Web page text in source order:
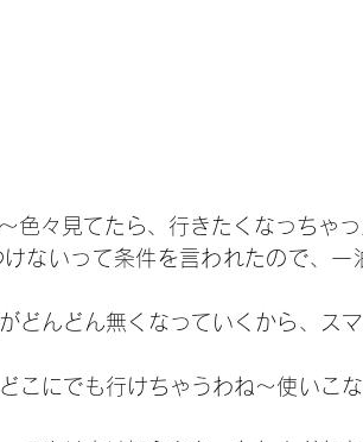
色々見てたら、行きたくなっちゃ
けないって条件を言われたので、
どんどん無くなっていくから、ス
こにでも行けちゃうわね〜使いこ